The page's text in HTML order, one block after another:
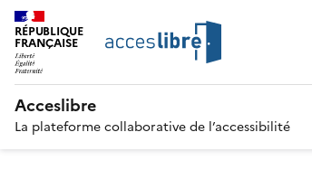
RÉPUBLIQUE
FRANÇAISE
Acceslibre
La plateforme collaborative de l’accessibilité